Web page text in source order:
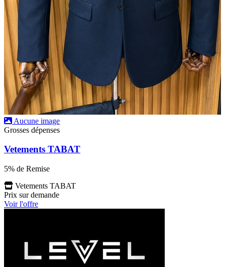
Aucune image
Grosses dépenses
Vetements TABAT
5% de Remise
Vetements TABAT
Prix sur demande
Voir l'offre